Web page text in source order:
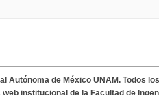
Autónoma de México UNAM. Todos
institucional de la Facultad de